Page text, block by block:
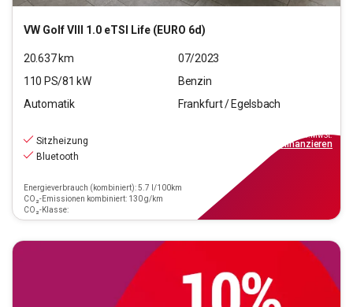
VW Golf VIII 1.0 eTSI Life (EURO 6d)
20.637km
07/2023
110 PS/81 kW
Benzin
Automatik
Frankfurt / Egelsbach
Sitzheizung
Bluetooth
Energieverbrauch (kombiniert): 5.7 l/100km
CO₂-Emissionen kombiniert: 130 g/km
CO₂-Klasse:
inkl.MwSt.
finanzieren